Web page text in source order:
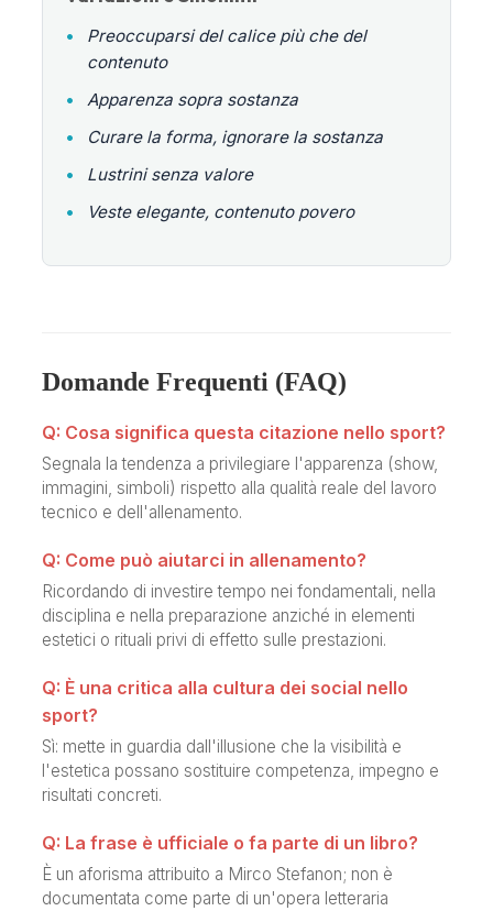
•
Preoccuparsi del calice più che del
contenuto
•
Apparenza sopra sostanza
•
Curare la forma, ignorare la sostanza
•
Lustrini senza valore
•
Veste elegante, contenuto povero
Domande Frequenti (FAQ)
Q: Cosa significa questa citazione nello sport?
Segnala la tendenza a privilegiare l'apparenza (show,
immagini, simboli) rispetto alla qualità reale del lavoro
tecnico e dell'allenamento.
Q: Come può aiutarci in allenamento?
Ricordando di investire tempo nei fondamentali, nella
disciplina e nella preparazione anziché in elementi
estetici o rituali privi di effetto sulle prestazioni.
Q: È una critica alla cultura dei social nello
sport?
Sì: mette in guardia dall'illusione che la visibilità e
l'estetica possano sostituire competenza, impegno e
risultati concreti.
Q: La frase è ufficiale o fa parte di un libro?
È un aforisma attribuito a Mirco Stefanon; non è
documentata come parte di un'opera letteraria